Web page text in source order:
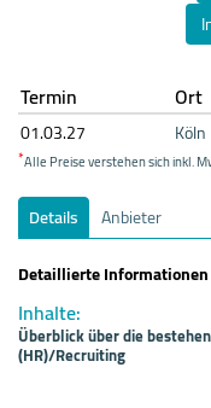
Termin Ort
01.03.27 Köln
*Alle Preise verstehen sich inkl.
Details
Anbieter
Detaillierte
Inhalte:
Überblick über die
(HR)/Recruiting